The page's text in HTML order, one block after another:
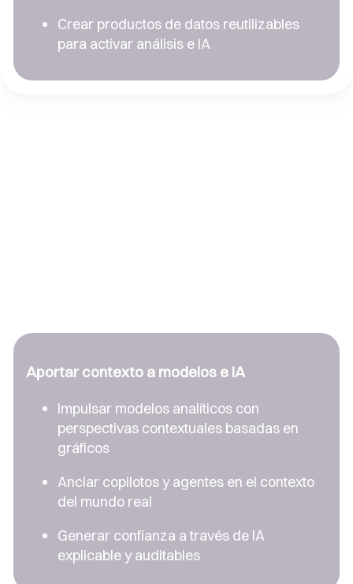
Crear productos de datos reutilizables
para activar análisis e IA
Aportar contexto a modelos e IA
Impulsar modelos analíticos con
perspectivas contextuales basadas en
gráficos
Anclar copilotos y agentes en el contexto
del mundo real
Generar confianza a través de IA
explicable y auditables